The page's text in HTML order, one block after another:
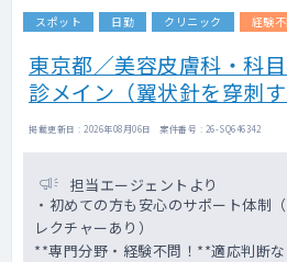
スポット 日勤 クリニック 経験
東京都／美容皮膚科・科
診メイン（翼状針を穿刺す
掲載更新日 : 2026年08月06日 案件番号 : 26-SQ646342
担当エージェントより
・初めての方も安心のサポート体制
レクチャーあり）
**専門分野・経験不問！**適応判断